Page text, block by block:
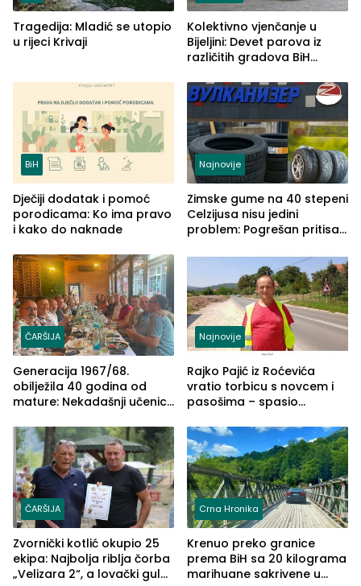
Tragedija: Mladić se utopio
u rijeci Krivaji
Kolektivno vjenčanje u
Bijeljini: Devet parova iz
različitih gradova BiH
BiH
Dječiji dodatak i pomoć
porodicama: Ko ima pravo
i kako do naknade
Najnovije
Zimske gume na 40 stepeni
Celzijusa nisu jedini
problem: Pogrešan pritisak
ČARŠIJA
Generacija 1967/68.
obilježila 40 godina od
mature: Nekadašnji učenici
(FOTO)
Najnovije
Rajko Pajić iz Roćevića
vratio torbicu s novcem i
pasošima – spasio
Grčkoj
ČARŠIJA
Zvornički kotlić okupio 25
ekipa: Najbolja riblja čorba
„Velizara 2“, a lovački gulaš
Crna Hronika
Krenuo preko granice
prema BiH sa 20 kilograma
marihuane sakrivene u